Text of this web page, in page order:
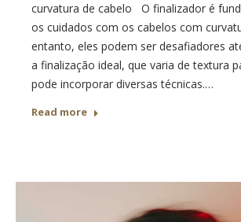
curvatura de cabelo O finalizador é
os cuidados com os cabelos com
entanto, eles podem ser desafiadores
a finalização ideal, que varia de textura
pode incorporar diversas técnicas.…
Read more